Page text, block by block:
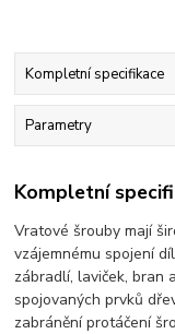
Kompletní specifikace
Parametry
Kompletní
Vratové šrouby mají
vzájemnému spojení
zábradlí, laviček, bran
spojovaných prvků
zabránění protáčení